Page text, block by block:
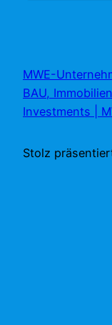
MWE-
BAU,
Investments |
Stolz